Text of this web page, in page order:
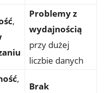
,
Problemy⁣ z
‌wydajnością
przy dużej
liczbie danych
,⁣
Brak